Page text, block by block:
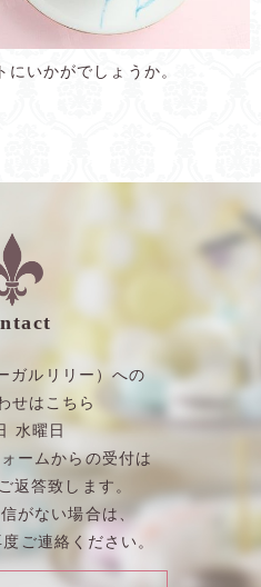
いかがでしょうか。
ガルリリー）への
せはこちら
水曜日
ームからの受付は
返答致します。
がない場合は、
ご連絡ください。